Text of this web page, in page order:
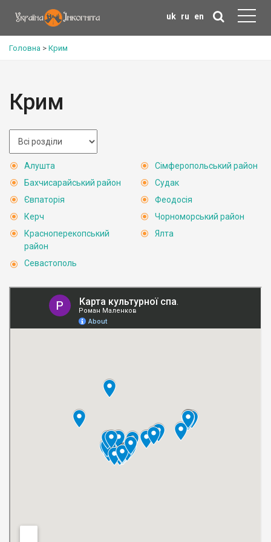
uk ru en
Головна > Крим
Крим
Алушта
Бахчисарайський район
Євпаторія
Керч
Красноперекопський
район
Севастополь
Сімферопольський район
Судак
Феодосія
Чорноморський район
Ялта